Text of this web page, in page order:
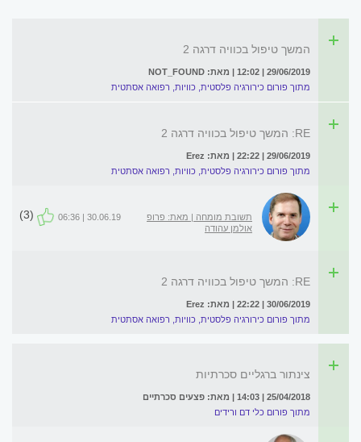
המשך טיפול בכוויה דרגה 2
29/06/2019 | 12:02 | מאת: NOT_FOUND
מתוך פורום כירורגיה פלסטית, כוויות, רפואה אסתטית
RE: המשך טיפול בכוויה דרגה 2
29/06/2019 | 22:22 | מאת: Erez
מתוך פורום כירורגיה פלסטית, כוויות, רפואה אסתטית
תשובת מומחה | מאת: פרופ
אולמן עהודה
30.06.19 | 06:36
(3)
RE: המשך טיפול בכוויה דרגה 2
30/06/2019 | 22:22 | מאת: Erez
מתוך פורום כירורגיה פלסטית, כוויות, רפואה אסתטית
צינתור ברגליים סכרתיות
25/04/2018 | 14:03 | מאת: פצעים סכרתיים
מתוך פורום כלי דם ורידים